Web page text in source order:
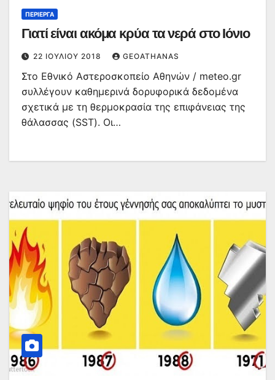
ΠΕΡΊΕΡΓΑ
Γιατί είναι ακόμα κρύα τα νερά στο Ιόνιο
22 ΙΟΥΛΊΟΥ 2018 GEOATHANAS
Στο Εθνικό Αστεροσκοπείο Αθηνών / meteo.gr
συλλέγουν καθημερινά δορυφορικά δεδομένα
σχετικά με τη θερμοκρασία της επιφάνειας της
θάλασσας (SST). Οι…